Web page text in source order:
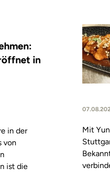
in
in der
von
ist die
Mit